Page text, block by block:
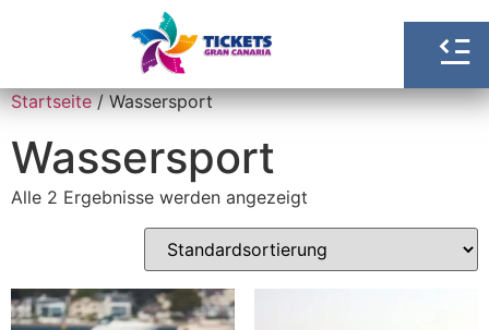
Startseite/ Wassersport
Wassersport
Alle 2 Ergebnisse werden angezeigt